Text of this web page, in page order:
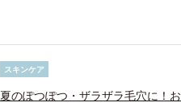
スキンケア
夏のぽつぽつ・ザラザラ毛穴に！